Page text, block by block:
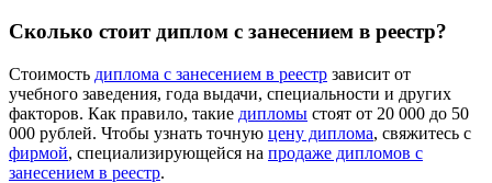
Сколько стоит диплом с занесением в реестр?
Стоимость диплома с занесением в реестр зависит от
учебного заведения, года выдачи, специальности и других
факторов. Как правило, такие дипломы стоят от 20 000 до 50
000 рублей. Чтобы узнать точную цену диплома, свяжитесь с
фирмой, специализирующейся на продаже дипломов с
занесением в реестр.